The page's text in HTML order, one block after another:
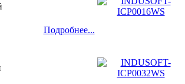
Подробнее...